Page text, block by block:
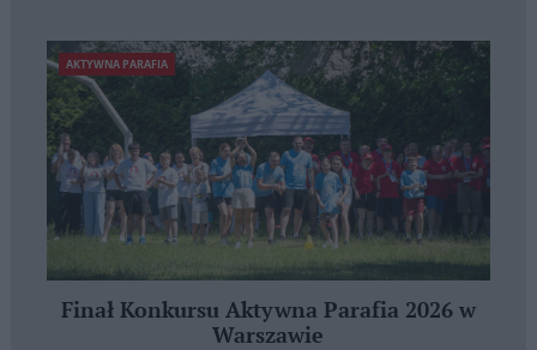
AKTYWNA PARAFIA
Finał Konkursu Aktywna Parafia 2026 w
Warszawie